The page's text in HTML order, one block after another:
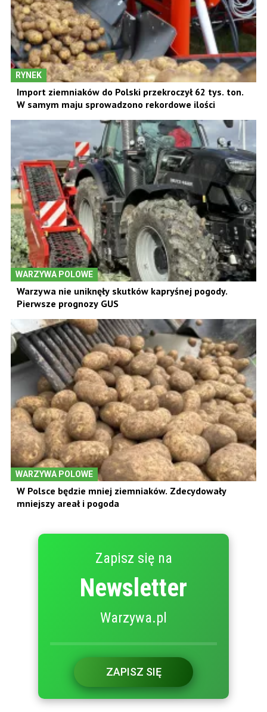
RYNEK
Import ziemniaków do Polski przekroczył 62 tys. ton.
W samym maju sprowadzono rekordowe ilości
WARZYWA POLOWE
Warzywa nie uniknęły skutków kapryśnej pogody.
Pierwsze prognozy GUS
WARZYWA POLOWE
W Polsce będzie mniej ziemniaków. Zdecydowały
mniejszy areał i pogoda
Zapisz się na
Newsletter
Warzywa.pl
ZAPISZ SIĘ